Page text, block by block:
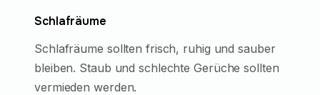
Schlafräume
Schlafräume sollten frisch, ruhig und sauber
bleiben. Staub und schlechte Gerüche sollten
vermieden werden.